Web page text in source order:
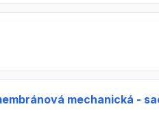
mechanická -